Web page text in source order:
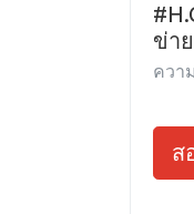
ข่าย
ควา
ส